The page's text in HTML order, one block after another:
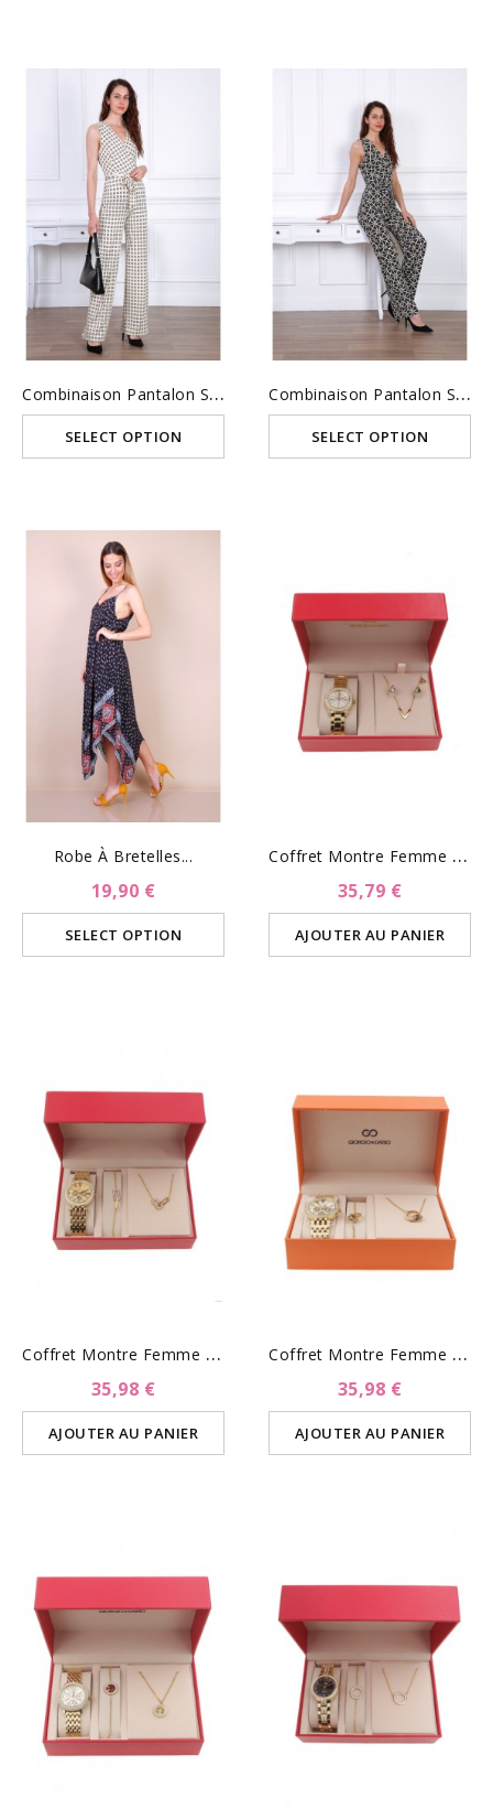
C
Ombinaison Pantalon Sans...
SELECT OPTION
C
Ombinaison Pantalon Sans...
SELECT OPTION
Robe À Bretelles...
19,90 €
SELECT OPTION
C
Offret Montre Femme Et...
35,79 €
AJOUTER AU PANIER
C
Offret Montre Femme Et...
35,98 €
AJOUTER AU PANIER
C
Offret Montre Femme Et...
35,98 €
AJOUTER AU PANIER